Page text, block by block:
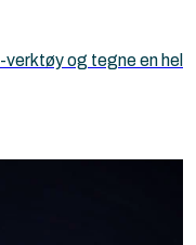
og tegne en hel